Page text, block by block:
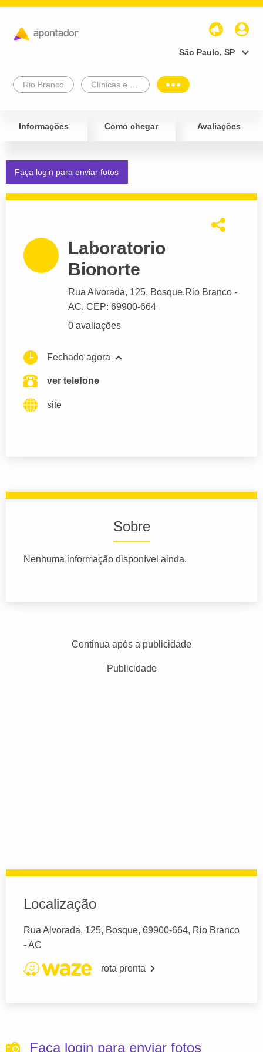
São Paulo, SP
Rio Branco
Informações Como chegar Avaliações
Faça login para enviar fotos
Laboratorio
Bionorte
Rua Alvorada, 125, Bosque,Rio Branco -
AC, CEP: 69900-664
0 avaliações
Fechado agora
ver telefone
site
Sobre
Nenhuma informação disponível ainda.
Continua após a publicidade
Publicidade
Localização
Rua Alvorada, 125, Bosque, 69900-664, Rio Branco
- AC
rota pronta
Faça login para enviar fotos